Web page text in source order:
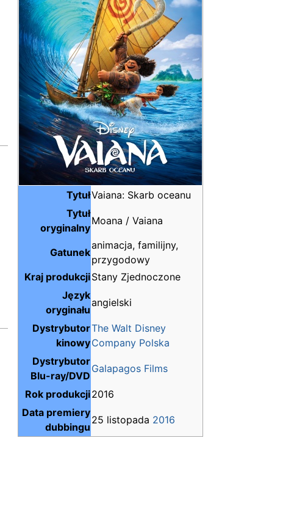
TytułVaiana: Skarb oceanu
Tytuł
oryginalny
Moana / Vaiana
Gatunek
animacja, familijny,
przygodowy
Kraj produkcjiStany Zjednoczone
Język
oryginału
angielski
Dystrybutor
kinowy
The Walt Disney
Company Polska
Dystrybutor
Blu-ray/DVD
Galapagos Films
Rok produkcji2016
Data premiery
dubbingu
25 listopada 2016